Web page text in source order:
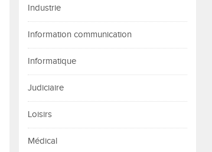
Industrie
Information communication
Informatique
Judiciaire
Loisirs
Médical